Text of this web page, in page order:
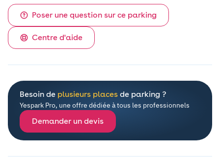
Poser une question sur ce parking
Centre d'aide
Besoin de plusieurs places de parking ?
Yespark Pro, une offre dédiée à tous les professionnels
Demander un devis